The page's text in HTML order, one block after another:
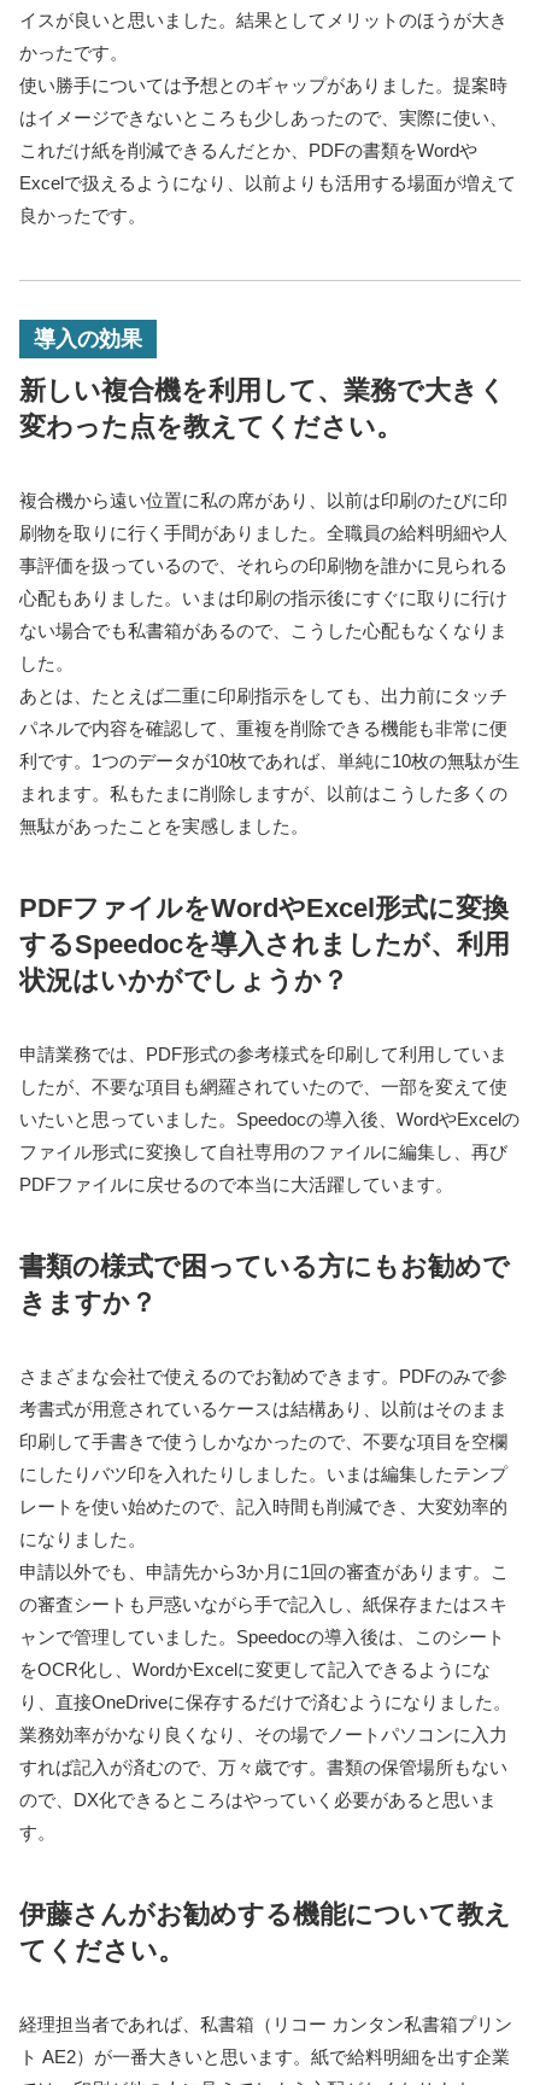
イスが良いと思いました。結果としてメリットのほうが大き
かったです。
使い勝手については予想とのギャップがありました。提案時
はイメージできないところも少しあったので、実際に使い、
これだけ紙を削減できるんだとか、PDFの書類をWordや
Excelで扱えるようになり、以前よりも活用する場面が増えて
良かったです。
導入の効果
新しい複合機を利用して、業務で大きく
変わった点を教えてください。
複合機から遠い位置に私の席があり、以前は印刷のたびに印
刷物を取りに行く手間がありました。全職員の給料明細や人
事評価を扱っているので、それらの印刷物を誰かに見られる
心配もありました。いまは印刷の指示後にすぐに取りに行け
ない場合でも私書箱があるので、こうした心配もなくなりま
した。
あとは、たとえば二重に印刷指示をしても、出力前にタッチ
パネルで内容を確認して、重複を削除できる機能も非常に便
利です。1つのデータが10枚であれば、単純に10枚の無駄が生
まれます。私もたまに削除しますが、以前はこうした多くの
無駄があったことを実感しました。
PDFファイルをWordやExcel形式に変換
するSpeedocを導入されましたが、利用
状況はいかがでしょうか？
申請業務では、PDF形式の参考様式を印刷して利用していま
したが、不要な項目も網羅されていたので、一部を変えて使
いたいと思っていました。Speedocの導入後、WordやExcelの
ファイル形式に変換して自社専用のファイルに編集し、再び
PDFファイルに戻せるので本当に大活躍しています。
書類の様式で困っている方にもお勧めで
きますか？
さまざまな会社で使えるのでお勧めできます。PDFのみで参
考書式が用意されているケースは結構あり、以前はそのまま
印刷して手書きで使うしかなかったので、不要な項目を空欄
にしたりバツ印を入れたりしました。いまは編集したテンプ
レートを使い始めたので、記入時間も削減でき、大変効率的
になりました。
申請以外でも、申請先から3か月に1回の審査があります。こ
の審査シートも戸惑いながら手で記入し、紙保存またはスキ
ャンで管理していました。Speedocの導入後は、このシート
をOCR化し、WordかExcelに変更して記入できるようにな
り、直接OneDriveに保存するだけで済むようになりました。
業務効率がかなり良くなり、その場でノートパソコンに入力
すれば記入が済むので、万々歳です。書類の保管場所もない
ので、DX化できるところはやっていく必要があると思いま
す。
伊藤さんがお勧めする機能について教え
てください。
経理担当者であれば、私書箱（リコー カンタン私書箱プリン
ト AE2）が一番大きいと思います。紙で給料明細を出す企業